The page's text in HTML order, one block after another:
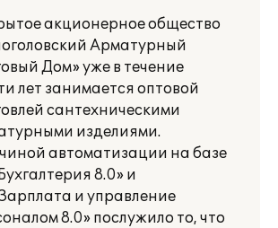
акционерное общество
Арматурный
Дом» уже в течение
лет занимается оптовой
сантехническими
изделиями.
автоматизации на базе
8.0» и
и управление
8.0» послужило то, что